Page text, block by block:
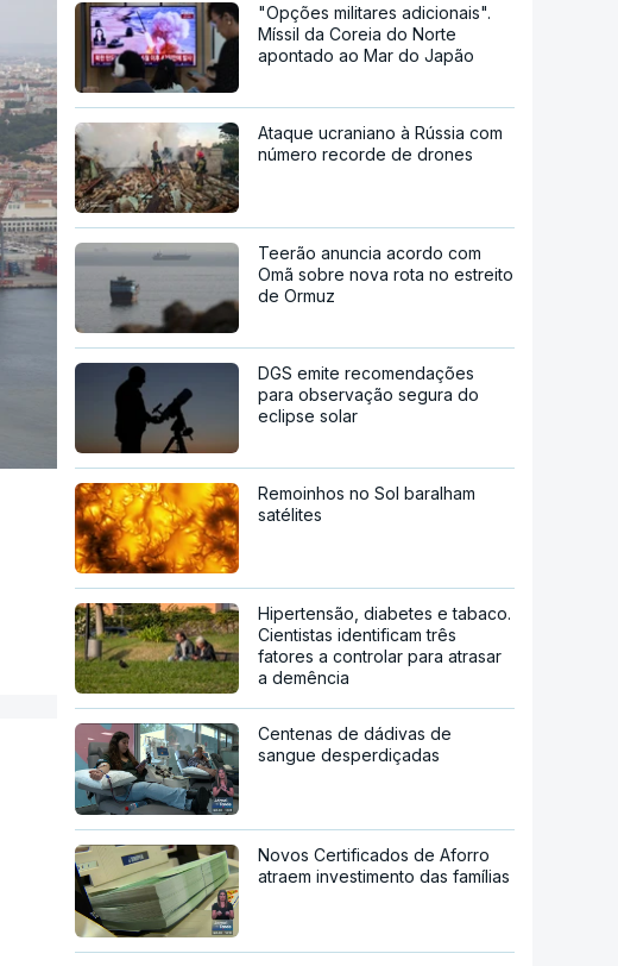
"Opções militares adicionais".
Míssil da Coreia do Norte
apontado ao Mar do Japão
Ataque ucraniano à Rússia com
número recorde de drones
Teerão anuncia acordo com
Omã sobre nova rota no estreito
de Ormuz
DGS emite recomendações
para observação segura do
eclipse solar
Remoinhos no Sol baralham
satélites
Hipertensão, diabetes e tabaco.
Cientistas identificam três
fatores a controlar para atrasar
a demência
Centenas de dádivas de
sangue desperdiçadas
Novos Certificados de Aforro
atraem investimento das famílias